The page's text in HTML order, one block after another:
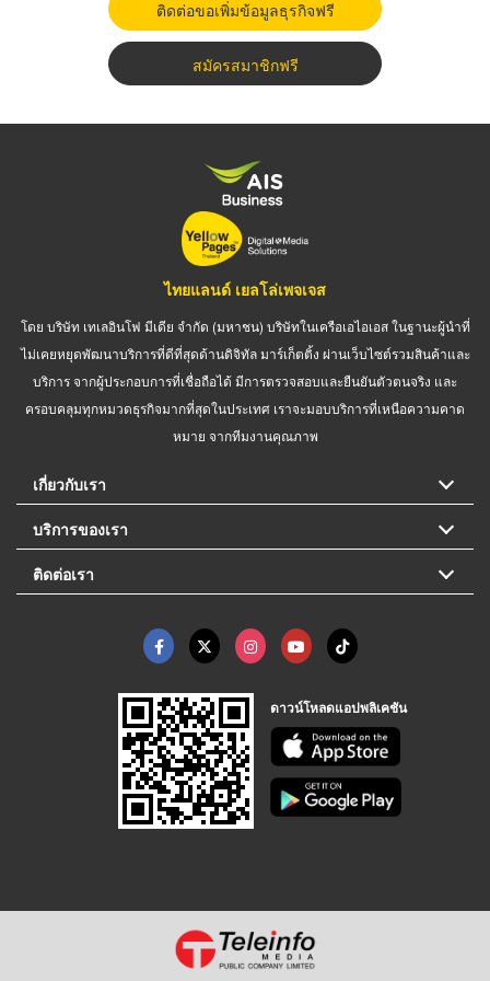
ติดต่อขอเพิ่มข้อมูลธุรกิจฟรี
สมัครสมาชิกฟรี
ไทยแลนด์ เยลโล่เพจเจส
โดย บริษัท เทเลอินโฟ มีเดีย จำกัด (มหาชน) บริษัทในเครือเอไอเอส ในฐานะผู้นำที่
ไม่เคยหยุดพัฒนาบริการที่ดีที่สุดด้านดิจิทัล มาร์เก็ตติ้ง ผ่านเว็บไซต์รวมสินค้าและ
บริการ จากผู้ประกอบการที่เชื่อถือได้ มีการตรวจสอบและยืนยันตัวตนจริง และ
ครอบคลุมทุกหมวดธุรกิจมากที่สุดในประเทศ เราจะมอบบริการที่เหนือความคาด
หมาย จากทีมงานคุณภาพ
เกี่ยวกับเรา
บริการของเรา
ติดต่อเรา
ดาวน์โหลดแอปพลิเคชัน